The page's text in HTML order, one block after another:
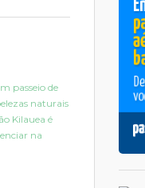
passeio de
naturais
Kilauea é
na